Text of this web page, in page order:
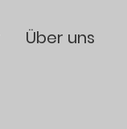
Über uns